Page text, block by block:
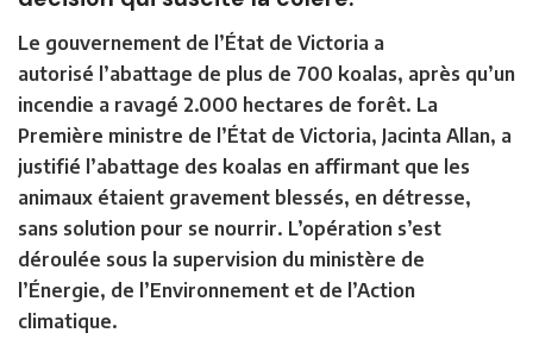
Le gouvernement de l’État de Victoria a
autorisé l’abattage de plus de 700 koalas, après qu’un
incendie a ravagé 2.000 hectares de forêt. La
Première ministre de l’État de Victoria, Jacinta Allan, a
justifié l’abattage des koalas en affirmant que les
animaux étaient gravement blessés, en détresse,
sans solution pour se nourrir. L’opération s’est
déroulée sous la supervision du ministère de
l’Énergie, de l’Environnement et de l’Action
climatique.